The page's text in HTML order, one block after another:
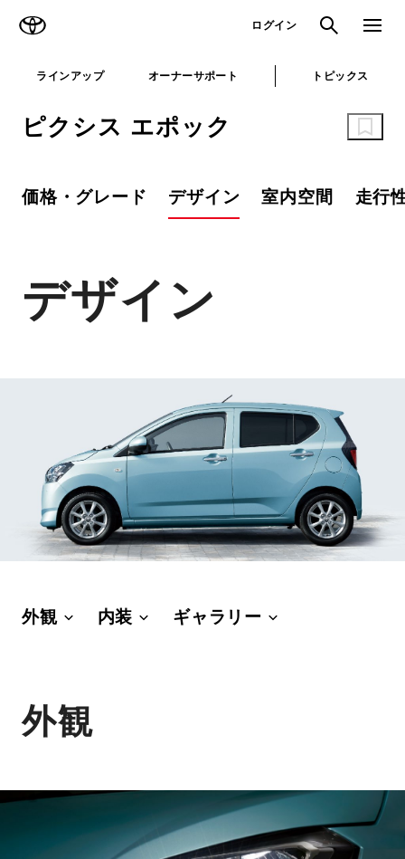
ログイン 検索 メニュ
ラインアップ オーナーサポート トピックス
ピクシス エポック
価格・グレード デザイン 室内空間 走行
デザイン
外観 内装 ギャラリー
外観